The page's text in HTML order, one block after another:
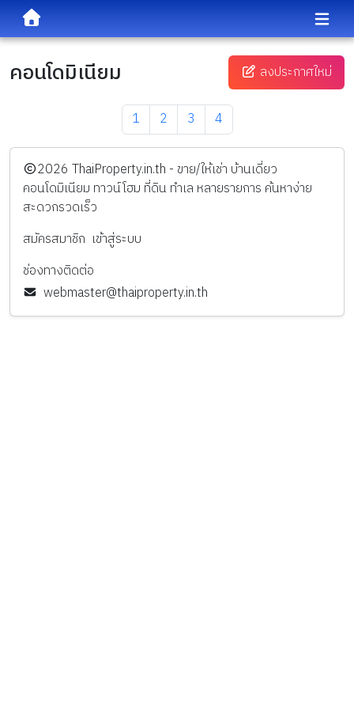
คอนโดมิเนียม ลงประกาศใหม่
1 2 3 4
️2026 ThaiProperty.in.th - ขาย/ให้เช่า บ้านเดี่ยว
คอนโดมิเนียม ทาวน์โฮม ที่ดิน ทำเล หลายรายการ ค้นหาง่าย
สะดวกรวดเร็ว
สมัครสมาชิก เข้าสู่ระบบ
ช่องทางติดต่อ
webmaster@thaiproperty.in.th